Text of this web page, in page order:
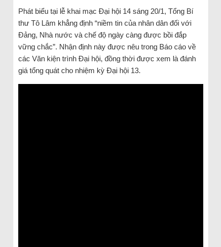
Phát biểu tại lễ khai mạc Đại hội 14 sáng 20/1, Tổng Bí
thư Tô Lâm khẳng định “niềm tin của nhân dân đối với
Đảng, Nhà nước và chế độ ngày càng được bồi đắp
vững chắc”. Nhận định này được nêu trong Báo cáo về
các Văn kiện trình Đại hội, đồng thời được xem là đánh
giá tổng quát cho nhiệm kỳ Đại hội 13.